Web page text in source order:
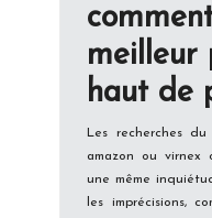
meilleur
haut de
Les recherches
amazon ou virnex
une même
les imprécisions,